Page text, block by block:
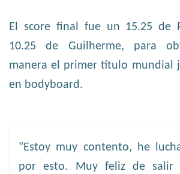
El score final fue un 15.25 de
10.25 de Guilherme, para
manera el primer título mundial
en bodyboard.
"Estoy muy contento, he
por esto. Muy feliz de salir